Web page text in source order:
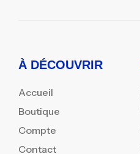
À DÉCOUVRIR
Accueil
Boutique
Compte
Contact